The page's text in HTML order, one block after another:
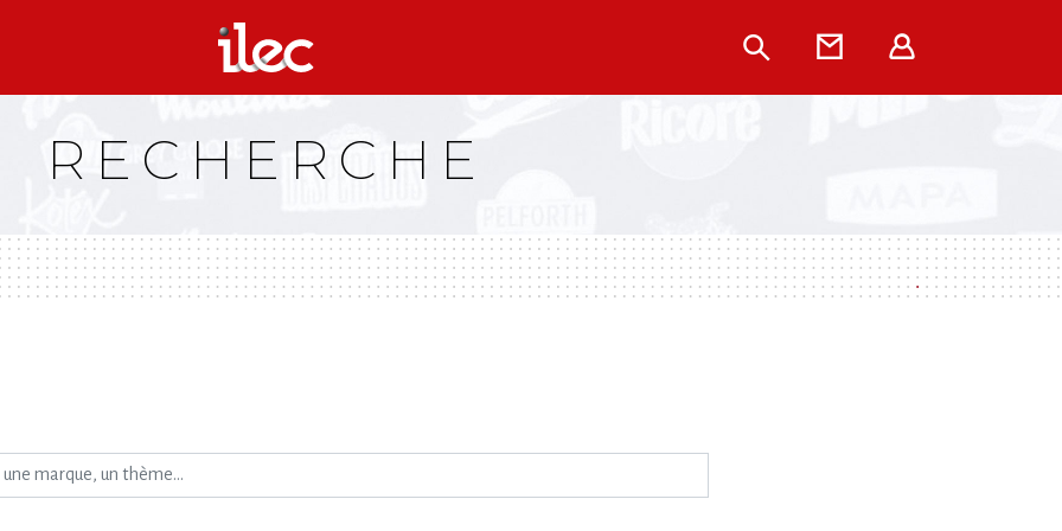
Rechercher
Contact
RECHERCHE